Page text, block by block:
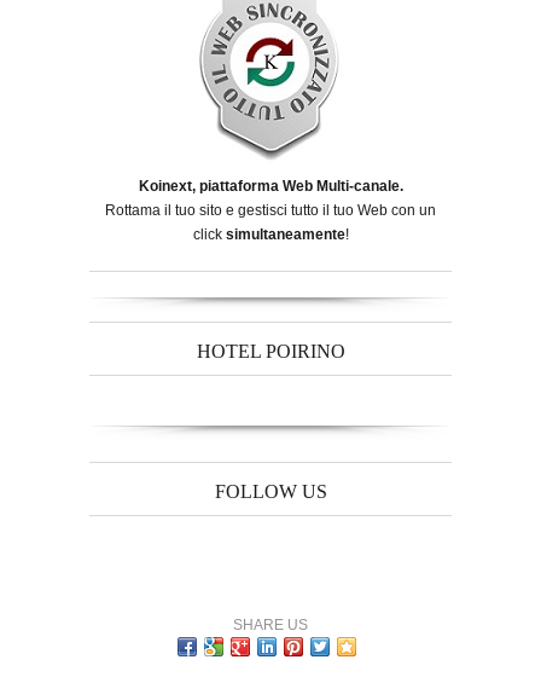
Koinext, piattaforma Web Multi-canale.
Rottama il tuo sito e gestisci tutto il tuo Web con un
click simultaneamente!
HOTEL POIRINO
FOLLOW US
SHARE US